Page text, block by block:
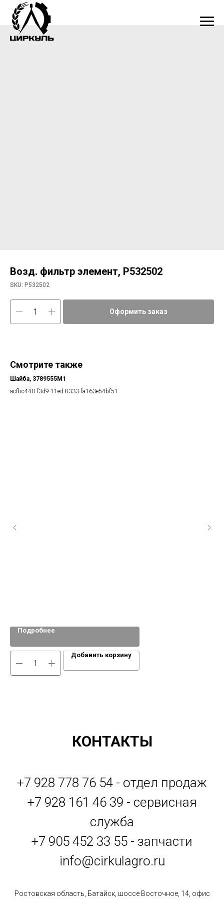
Возд. фильтр элемент, P532502
SKU: P532502
Оформить заказ
Смотрите также
Шайба, 3789555М1
acfbc440-f3d9-11ed-8333-fa163e54bf51
Подробнее
Добавить корзину
КОНТАКТЫ
+7 928 778 76 54 - отдел продаж
+7 928 161 46 39 - сервисная
служба
+7 905 452 33 55 - запчасти
info@cirkulagro.ru
Ростовская область, Батайск, шоссе Восточное, 14, офис